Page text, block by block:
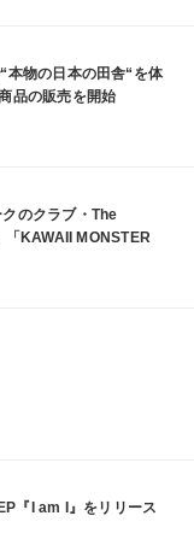
本物の日本の田舎“を体
品の販売を開始
のクラブ・The
KAWAII MONSTER
『I am I』をリリース